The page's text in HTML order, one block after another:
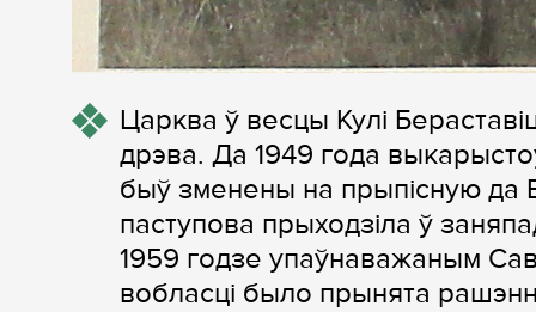
Царква ў весцы Кулі
дрэва. Да 1949 года
быў зменены на прыпісную да
паступова прыходзіла ў
1959 годзе упаўнаважаным
вобласці было прынята